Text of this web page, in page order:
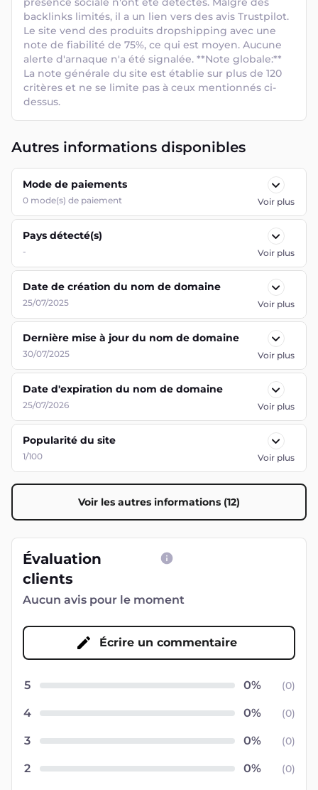
backlinks limités, il a un lien vers des avis Trustpilot.
Le site vend des produits dropshipping avec une
note de fiabilité de 75%, ce qui est moyen. Aucune
alerte d'arnaque n'a été signalée. **Note globale:**
La note générale du site est établie sur plus de 120
critères et ne se limite pas à ceux mentionnés ci-
dessus.
Autres informations disponibles
Mode de paiements
0 mode(s) de paiement Voir plus
Pays détecté(s)
- Voir plus
Date de création du nom de domaine
25/07/2025 Voir plus
Dernière mise à jour du nom de domaine
30/07/2025 Voir plus
Date d'expiration du nom de domaine
25/07/2026 Voir plus
Popularité du site
1/100 Voir plus
Voir les autres informations (12)
Évaluation
clients
Aucun avis pour le moment
Écrire un commentaire
5 (0)
4 (0)
3 (0)
2 (0)